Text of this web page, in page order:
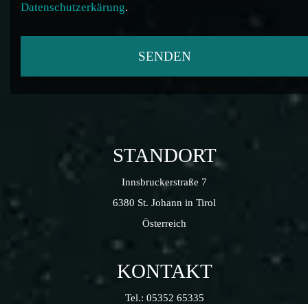
Datenschutzerkärung.
STANDORT
Innsbruckerstraße 7
6380 St. Johann in Tirol
Österreich
KONTAKT
Tel.: 05352 65335